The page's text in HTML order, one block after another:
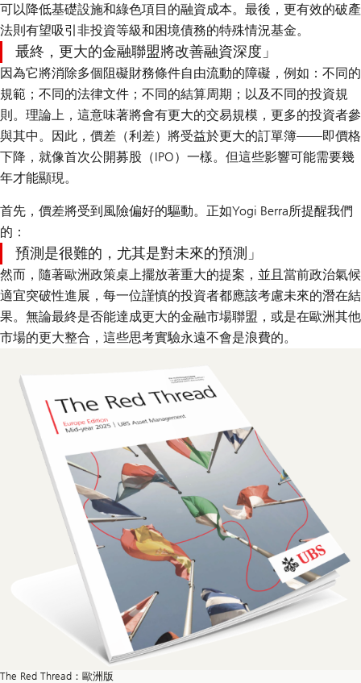
可以降低基礎設施和綠色項目的融資成本。最後，更有效的破產
法則有望吸引非投資等級和困境債務的特殊情況基金。
最終，更大的金融聯盟將改善融資深度
因為它將消除多個阻礙財務條件自由流動的障礙，例如：不同的
規範；不同的法律文件；不同的結算周期；以及不同的投資規
則。理論上，這意味著將會有更大的交易規模，更多的投資者參
與其中。因此，價差（利差）將受益於更大的訂單簿——即價格
下降，就像首次公開募股（IPO）一樣。但這些影響可能需要幾
年才能顯現。
首先，價差將受到風險偏好的驅動。正如Yogi Berra所提醒我們
的：
預測是很難的，尤其是對未來的預測
然而，隨著歐洲政策桌上擺放著重大的提案，並且當前政治氣候
適宜突破性進展，每一位謹慎的投資者都應該考慮未來的潛在結
果。無論最終是否能達成更大的金融市場聯盟，或是在歐洲其他
市場的更大整合，這些思考實驗永遠不會是浪費的。
The Red Thread：歐洲版